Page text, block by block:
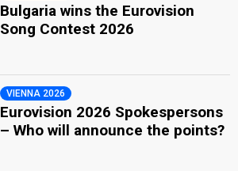
Bulgaria wins the Eurovision
Song Contest 2026
VIENNA 2026
Eurovision 2026 Spokespersons
– Who will announce the points?